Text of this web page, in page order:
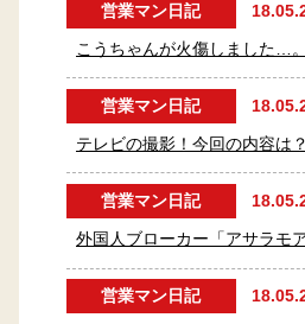
営業マン日記
こうちゃんが火傷しました…。
営業マン日記
テレビの撮影！今回の内容は
営業マン日記
外国人ブローカー「アサラモ
営業マン日記